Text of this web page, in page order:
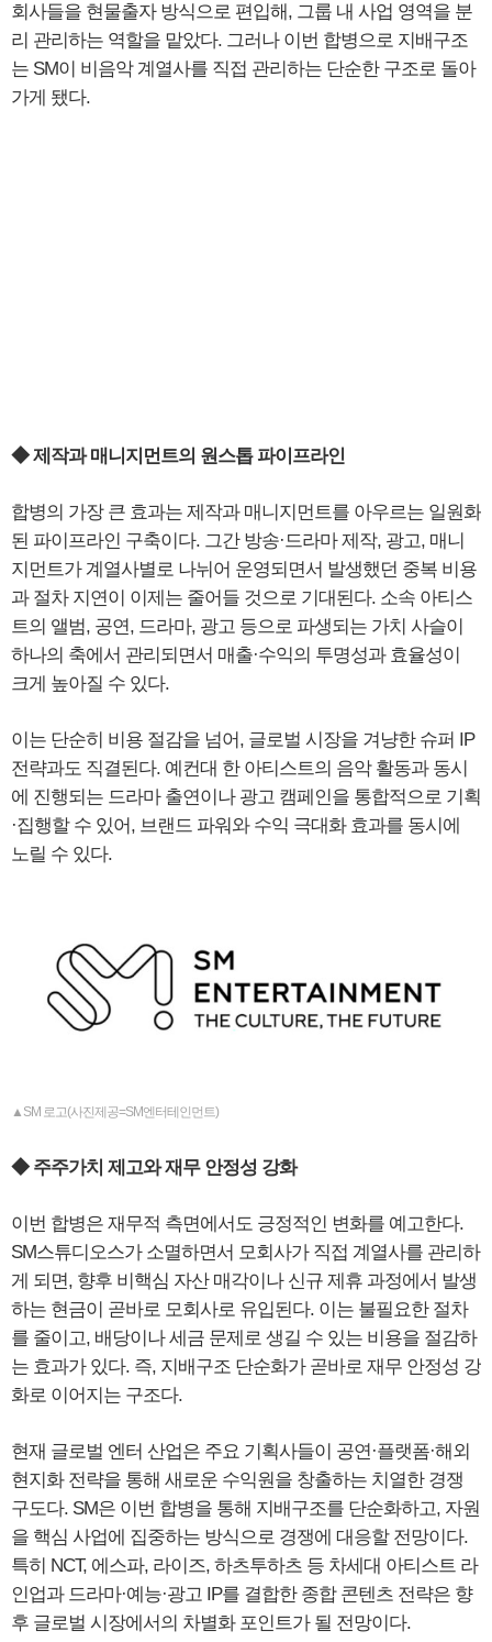
회사들을 현물출자 방식으로 편입해, 그룹 내 사업 영역을 분
리 관리하는 역할을 맡았다. 그러나 이번 합병으로 지배구조
는 SM이 비음악 계열사를 직접 관리하는 단순한 구조로 돌아
가게 됐다.
◆ 제작과 매니지먼트의 원스톱 파이프라인
합병의 가장 큰 효과는 제작과 매니지먼트를 아우르는 일원화
된 파이프라인 구축이다. 그간 방송·드라마 제작, 광고, 매니
지먼트가 계열사별로 나뉘어 운영되면서 발생했던 중복 비용
과 절차 지연이 이제는 줄어들 것으로 기대된다. 소속 아티스
트의 앨범, 공연, 드라마, 광고 등으로 파생되는 가치 사슬이
하나의 축에서 관리되면서 매출·수익의 투명성과 효율성이
크게 높아질 수 있다.
이는 단순히 비용 절감을 넘어, 글로벌 시장을 겨냥한 슈퍼 IP
전략과도 직결된다. 예컨대 한 아티스트의 음악 활동과 동시
에 진행되는 드라마 출연이나 광고 캠페인을 통합적으로 기획
·집행할 수 있어, 브랜드 파워와 수익 극대화 효과를 동시에
노릴 수 있다.
▲SM 로고(사진제공=SM엔터테인먼트)
◆ 주주가치 제고와 재무 안정성 강화
이번 합병은 재무적 측면에서도 긍정적인 변화를 예고한다.
SM스튜디오스가 소멸하면서 모회사가 직접 계열사를 관리하
게 되면, 향후 비핵심 자산 매각이나 신규 제휴 과정에서 발생
하는 현금이 곧바로 모회사로 유입된다. 이는 불필요한 절차
를 줄이고, 배당이나 세금 문제로 생길 수 있는 비용을 절감하
는 효과가 있다. 즉, 지배구조 단순화가 곧바로 재무 안정성 강
화로 이어지는 구조다.
현재 글로벌 엔터 산업은 주요 기획사들이 공연·플랫폼·해외
현지화 전략을 통해 새로운 수익원을 창출하는 치열한 경쟁
구도다. SM은 이번 합병을 통해 지배구조를 단순화하고, 자원
을 핵심 사업에 집중하는 방식으로 경쟁에 대응할 전망이다.
특히 NCT, 에스파, 라이즈, 하츠투하츠 등 차세대 아티스트 라
인업과 드라마·예능·광고 IP를 결합한 종합 콘텐츠 전략은 향
후 글로벌 시장에서의 차별화 포인트가 될 전망이다.